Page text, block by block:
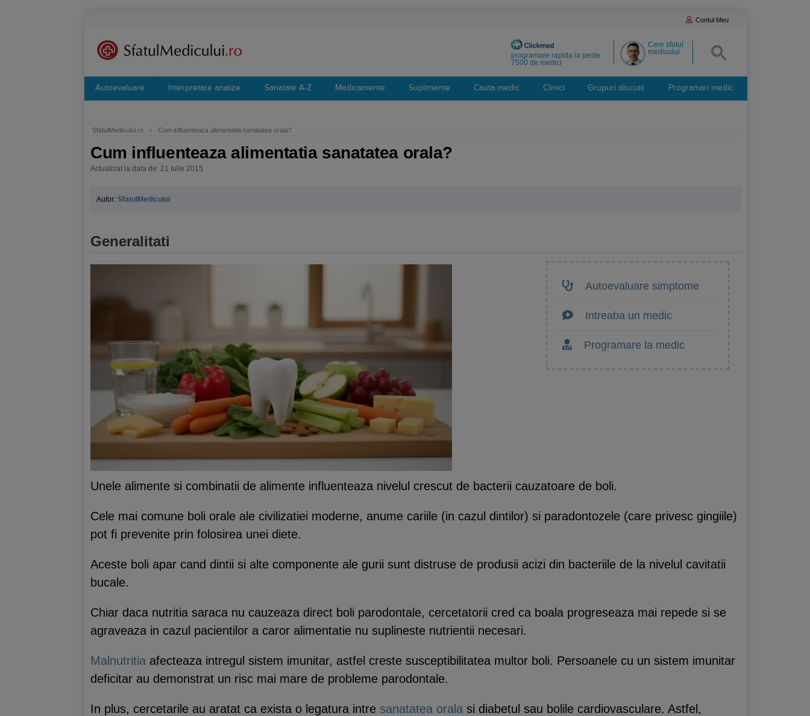
Contul Meu
Cere sfatul
medicului
programare rapida la peste
7500 de medici
Autoevaluare Interpretare analize Sanatate A-Z Medicamente Suplimente Cauta medic Clinici Grupuri discutii Programari medic
SfatulMedicului.ro › Cum influenteaza alimentatia sanatatea orala?
Cum influenteaza alimentatia sanatatea orala?
Actualizat la data de: 21 Iulie 2015
Autor: SfatulMedicului
Generalitati
Autoevaluare simptome
Intreaba un medic
Programare la medic
Unele alimente si combinatii de alimente influenteaza nivelul crescut de bacterii cauzatoare de boli.
Cele mai comune boli orale ale civilizatiei moderne, anume cariile (in cazul dintilor) si paradontozele (care privesc gingiile)
pot fi prevenite prin folosirea unei diete.
Aceste boli apar cand dintii si alte componente ale gurii sunt distruse de produsii acizi din bacteriile de la nivelul cavitatii
bucale.
Chiar daca nutritia saraca nu cauzeaza direct boli parodontale, cercetatorii cred ca boala progreseaza mai repede si se
agraveaza in cazul pacientilor a caror alimentatie nu suplineste nutrientii necesari.
Malnutritia afecteaza intregul sistem imunitar, astfel creste susceptibilitatea multor boli. Persoanele cu un sistem imunitar
deficitar au demonstrat un risc mai mare de probleme parodontale.
In plus, cercetarile au aratat ca exista o legatura intre sanatatea orala si diabetul sau bolile cardiovasculare. Astfel,